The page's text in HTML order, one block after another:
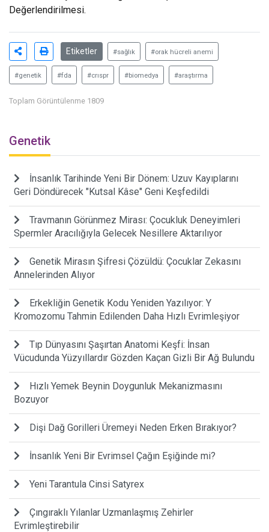
Değerlendirilmesi.
Etiketler #sağlık #orak hücreli anemi
#genetik #fda #crıspr #biomedya #araştırma
Toplam Görüntülenme 1809
Genetik
İnsanlık Tarihinde Yeni Bir Dönem: Uzuv Kayıplarını
Geri Döndürecek "Kutsal Kâse" Geni Keşfedildi
Travmanın Görünmez Mirası: Çocukluk Deneyimleri
Spermler Aracılığıyla Gelecek Nesillere Aktarılıyor
Genetik Mirasın Şifresi Çözüldü: Çocuklar Zekasını
Annelerinden Alıyor
Erkekliğin Genetik Kodu Yeniden Yazılıyor: Y
Kromozomu Tahmin Edilenden Daha Hızlı Evrimleşiyor
Tıp Dünyasını Şaşırtan Anatomi Keşfi: İnsan
Vücudunda Yüzyıllardır Gözden Kaçan Gizli Bir Ağ Bulundu
Hızlı Yemek Beynin Doygunluk Mekanizmasını
Bozuyor
Dişi Dağ Gorilleri Üremeyi Neden Erken Bırakıyor?
İnsanlık Yeni Bir Evrimsel Çağın Eşiğinde mi?
Yeni Tarantula Cinsi Satyrex
Çıngıraklı Yılanlar Uzmanlaşmış Zehirler
Evrimleştirebilir